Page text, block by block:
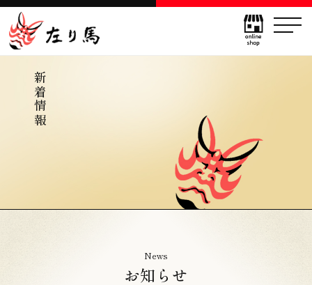
新着情報
News
お知らせ